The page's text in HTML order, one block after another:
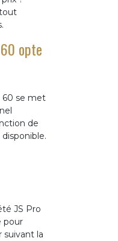
opte
60 se met
de
JS Pro
pour
suivant la